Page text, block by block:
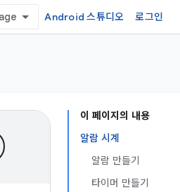
Android 스튜디오 로그인
이 페이지의 내용
알람 시계
알람 만들기
타이머 만들기